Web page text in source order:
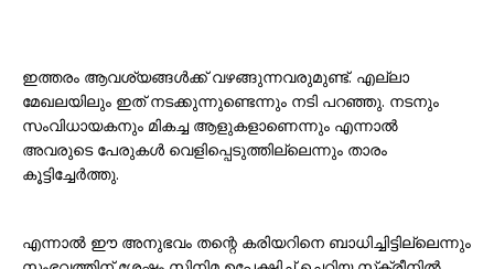
ഇത്തരം ആവശ്യങ്ങൾക്ക് വഴങ്ങുന്നവരുമുണ്ട്. എല്ലാ
മേഖലയിലും ഇത് നടക്കുന്നുണ്ടെന്നും നടി പറഞ്ഞു. നടനും
സംവിധായകനും മികച്ച ആളുകളാണെന്നും എന്നാൽ
അവരുടെ പേരുകൾ വെളിപ്പെടുത്തില്ലെന്നും താരം
കൂട്ടിച്ചേർത്തു.
എന്നാൽ ഈ അനുഭവം തന്റെ കരിയറിനെ ബാധിച്ചിട്ടില്ലെന്നും